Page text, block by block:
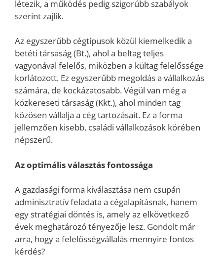
létezik, a működés pedig szigorúbb szabályok
szerint zajlik.
Az egyszerűbb cégtípusok közül kiemelkedik a
betéti társaság (Bt.), ahol a beltag teljes
vagyonával felelős, miközben a kültag felelőssége
korlátozott. Ez egyszerűbb megoldás a vállalkozás
számára, de kockázatosabb. Végül van még a
közkereseti társaság (Kkt.), ahol minden tag
közösen vállalja a cég tartozásait. Ez a forma
jellemzően kisebb, családi vállalkozások körében
népszerű.
Az optimális választás fontossága
A gazdasági forma kiválasztása nem csupán
adminisztratív feladata a cégalapításnak, hanem
egy stratégiai döntés is, amely az elkövetkező
évek meghatározó tényezője lesz. Gondolt már
arra, hogy a felelősségvállalás mennyire fontos
kérdés?